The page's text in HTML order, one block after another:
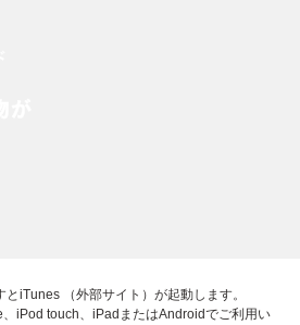
とiTunes （外部サイト）が起動します。
、iPod touch、iPadまたはAndroidでご利用い